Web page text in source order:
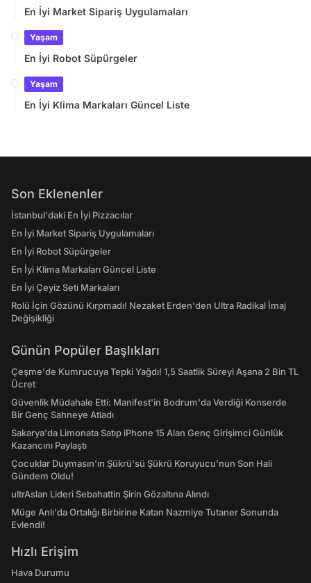
En İyi Market Sipariş Uygulamaları
Yaşam
En İyi Robot Süpürgeler
Yaşam
En İyi Klima Markaları Güncel Liste
Son Eklenenler
İstanbul'daki En İyi Pizzacılar
En İyi Market Sipariş Uygulamaları
En İyi Robot Süpürgeler
En İyi Klima Markaları Güncel Liste
En İyi Çeyiz Seti Markaları
Rolü İçin Gözünü Kırpmadı! Nezaket Erden'den Ultra Radikal İmaj
Değişikliği
Günün Popüler Başlıkları
Çeşme'de Kumrucuya Tepki Yağdı! 1,5 Saatlik Süreyi Aşana 2 Bin TL
Ücret
Güvenlik Müdahale Etti: Manifest'in Bodrum'da Verdiği Konserde
Bir Genç Sahneye Atladı
Sakarya'da Limonata Satıp iPhone 15 Alan Genç Girişimci Günlük
Kazancını Paylaştı
Çocuklar Duymasın'ın Şükrü'sü Şükrü Koruyucu'nun Son Hali
Gündem Oldu!
ultrAslan Lideri Sebahattin Şirin Gözaltına Alındı
Müge Anlı'da Ortalığı Birbirine Katan Nazmiye Tutaner Sonunda
Evlendi!
Hızlı Erişim
Hava Durumu